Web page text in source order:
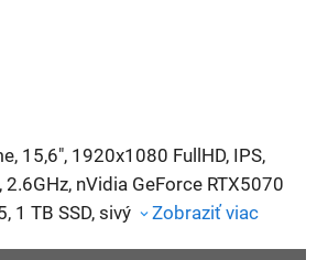
15,6", 1920x1080 FullHD, IPS,
nVidia GeForce RTX5070
1 TB SSD, sivý
Zobraziť viac